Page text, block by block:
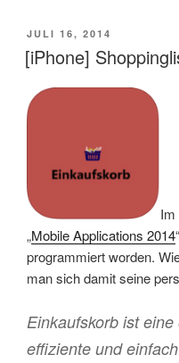
VERÖFFENTLICHT
AM
JULI 16, 2014
[iPhone]
Im
„Mobile Applications 2014
programmiert worden.
man sich damit seine
Einkaufskorb ist
effiziente und